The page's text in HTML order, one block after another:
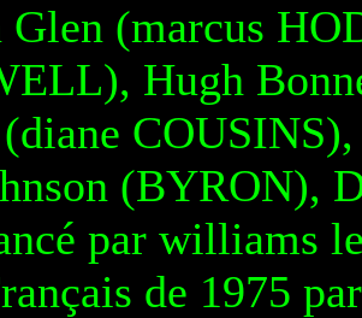
Glen (marcus
Hugh
(BYRON),
par williams
de 1975